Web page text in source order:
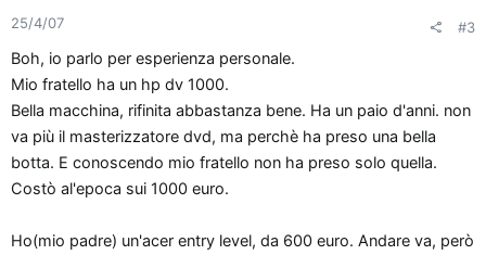
25/4/07 #3
Boh, io parlo per esperienza personale.
Mio fratello ha un hp dv 1000.
Bella macchina, rifinita abbastanza bene. Ha un paio d'anni. non
va più il masterizzatore dvd, ma perchè ha preso una bella
botta. E conoscendo mio fratello non ha preso solo quella.
Costò al'epoca sui 1000 euro.
Ho(mio padre) un'acer entry level, da 600 euro. Andare va, però